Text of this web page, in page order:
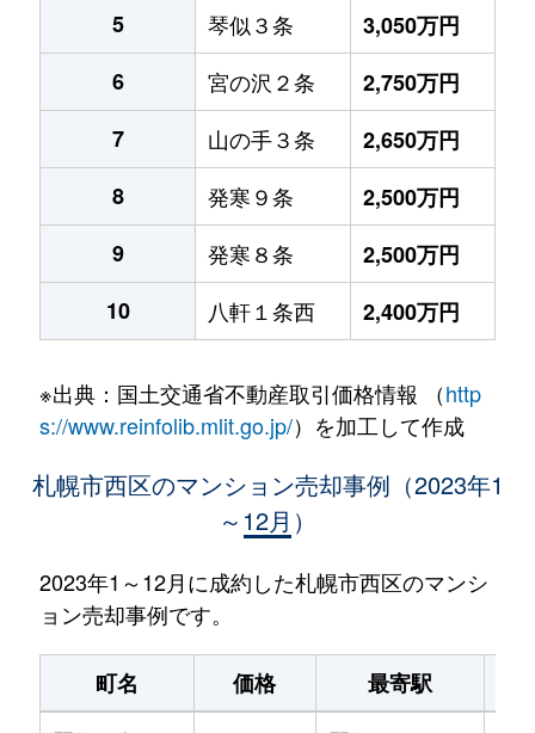
5
琴似３条
3,050万円
6
宮の沢２条
2,750万円
7
山の手３条
2,650万円
8
発寒９条
2,500万円
9
発寒８条
2,500万円
10
八軒１条西 2,400万円
※出典：国土交通省不動産取引価格情報 （http
s://www.reinfolib.mlit.go.jp/）を加工して作成
札幌市西区のマンション売却事例（2023年1
～12月）
2023年1～12月に成約した札幌市西区のマンシ
ョン売却事例です。
町名 価格 最寄駅